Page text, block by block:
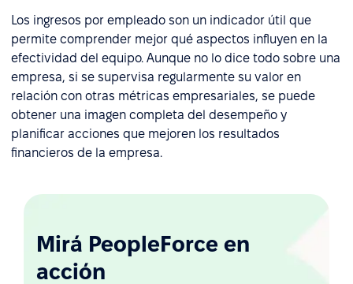
Los ingresos por empleado son un indicador útil que
permite comprender mejor qué aspectos influyen en la
efectividad del equipo. Aunque no lo dice todo sobre una
empresa, si se supervisa regularmente su valor en
relación con otras métricas empresariales, se puede
obtener una imagen completa del desempeño y
planificar acciones que mejoren los resultados
financieros de la empresa.
Mirá PeopleForce en
acción